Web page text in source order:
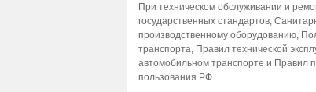
При техническом обслуживании и
государственных стандартов,
производственному оборудованию,
транспорта, Правил технической
автомобильном транспорте и Правил
пользования РФ.